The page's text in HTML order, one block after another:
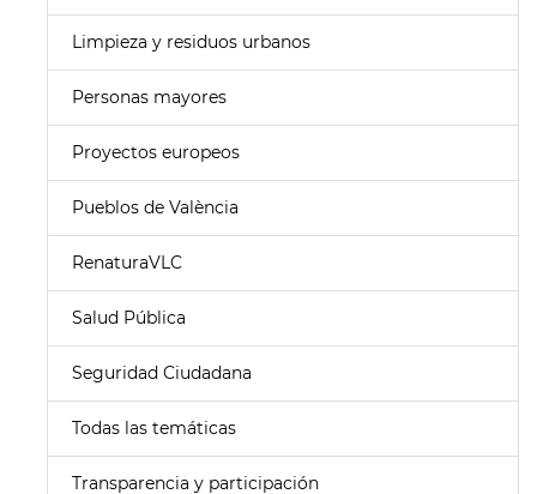
Limpieza y residuos urbanos
Personas mayores
Proyectos europeos
Pueblos de València
RenaturaVLC
Salud Pública
Seguridad Ciudadana
Todas las temáticas
Transparencia y participación